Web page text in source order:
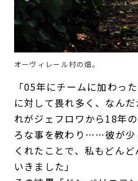
オーヴィレール村の畑。
「05年にチームに加わっ
に対して畏れ多く、なん
れがジェフロワから18年
ろな事を教わり……彼が少
くれたことで、私もどん
いきました」